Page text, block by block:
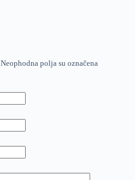
Neophodna polja su označena